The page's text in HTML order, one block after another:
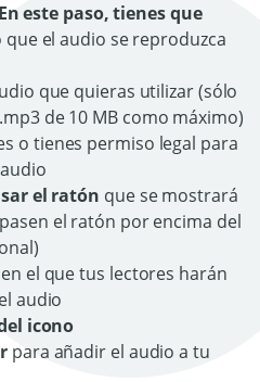
este paso, tienes que
que el audio se reproduzca
que quieras utilizar (sólo
de 10 MB como máximo)
o tienes permiso legal para
el ratón que se mostrará
el ratón por encima del
en el que tus lectores harán
audio
icono
para añadir el audio a tu